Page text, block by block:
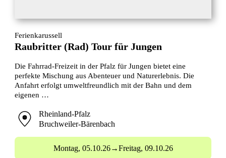
Ferienkarussell
Raubritter (Rad) Tour für Jungen
Die Fahrrad-Freizeit in der Pfalz für Jungen bietet eine
perfekte Mischung aus Abenteuer und Naturerlebnis. Die
Anfahrt erfolgt umweltfreundlich mit der Bahn und dem
eigenen …
Rheinland-Pfalz
Bruchweiler-Bärenbach
Montag, 05.10.26→Freitag, 09.10.26